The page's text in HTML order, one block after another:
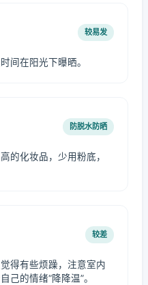
较易发
间在阳光下曝晒。
防脱水防晒
的化妆品，少用粉底，
较差
得有些烦躁，注意室内
己的情绪“降降温”。